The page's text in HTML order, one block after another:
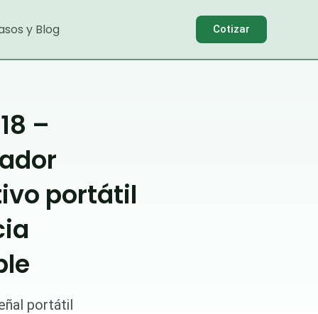
y Blog Cotizar
–
portátil
portátil